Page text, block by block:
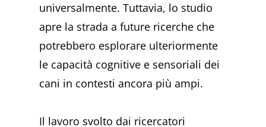
universalmente. Tuttavia, lo studio
apre la strada a future ricerche che
potrebbero esplorare ulteriormente
le capacità cognitive e sensoriali dei
cani in contesti ancora più ampi.
Il lavoro svolto dai ricercatori